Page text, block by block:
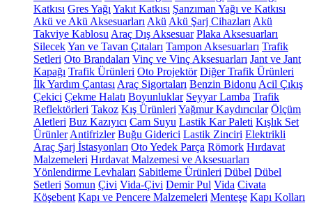
Katkısı Gres Yağı Yakıt Katkısı Şanzıman Yağı ve Katkısı
Akü ve Akü Aksesuarları Akü Akü Şarj Cihazları Akü
Takviye Kablosu Araç Dış Aksesuar Plaka Aksesuarları
SilecekYan ve Tavan Çıtaları Tampon Aksesuarları Trafik
Setleri Oto Brandaları Vinç ve Vinç Aksesuarları Jant ve Jant
Kapağı Trafik Ürünleri Oto Projektör Diğer Trafik Ürünleri
İlk Yardım Çantası Araç Sigortaları Benzin Bidonu Acil Çıkış
Çekici Çekme Halatı Boyunluklar Seyyar Lamba Trafik
Reflektörleri Takoz Kış Ürünleri Yağmur Kaydırıcılar Ölçüm
Aletleri Buz Kazıyıcı Cam Suyu Lastik Kar Paleti Kışlık Set
Ürünler Antifrizler Buğu Giderici Lastik Zinciri Elektrikli
Araç Şarj İstasyonları Oto Yedek Parça Römork Hırdavat
Malzemeleri Hırdavat Malzemesi ve Aksesuarları
Yönlendirme Levhaları Sabitleme Ürünleri Dübel Dübel
Setleri Somun Çivi Vida-Çivi Demir Pul Vida Civata
Köşebent Kapı ve Pencere Malzemeleri Menteşe Kapı Kolları